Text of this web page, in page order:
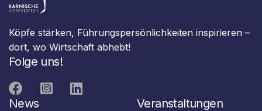
Folge uns!

 
Köpfe stärken, Führungspersönlichkeiten inspirieren –
dort, wo Wirtschaft abhebt!
News Veranstaltungen